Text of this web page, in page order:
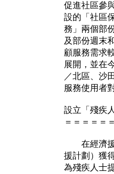
促進社區參
設的「社區
務」兩個部
及部份週末
顧服務需求
展開，並在
／北區、沙
服務使用者
設立「殘疾
＝＝＝＝＝
在經濟援
援計劃）獲
為殘疾人士